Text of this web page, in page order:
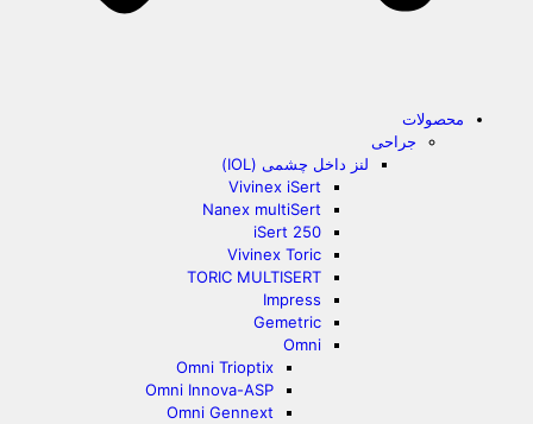
محصولات
جراحی
لنز داخل چشمی (IOL)
Vivinex iSert
Nanex multiSert
iSert 250
Vivinex Toric
TORIC MULTISERT
Impress
Gemetric
Omni
Omni Trioptix
Omni Innova-ASP
Omni Gennext